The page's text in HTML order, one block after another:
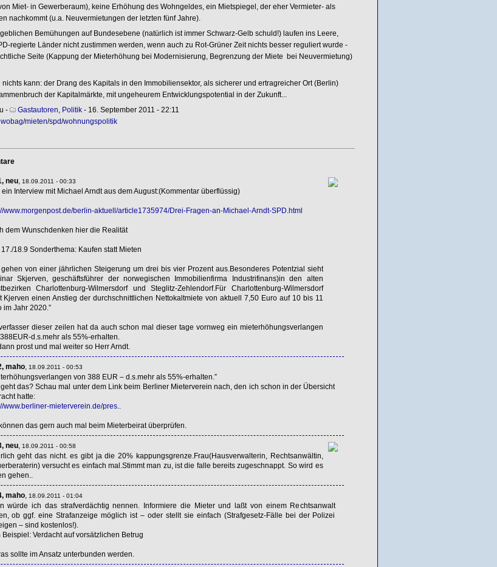
Miet- in Gewerberaum), keine Erhöhung des Wohngeldes, ein Mietspiegel, der eher Vermieter- als
nachkommt (u.a. Neuvermietungen der letzten fünf Jahre).
Bemühungen auf Bundesebene (natürlich ist immer Schwarz-Gelb schuld!) laufen ins Leere,
regierte Länder nicht zustimmen werden, wenn auch zu Rot-Grüner Zeit nichts besser reguliert wurde -
Seite (Kappung der Mieterhöhung bei Modernisierung, Begrenzung der Miete bei Neuvermietung)
nichts kann: der Drang des Kapitals in den Immobiliensektor, als sicherer und ertragreicher Ort (Berlin)
der Kapitalmärkte, mit ungeheurem Entwicklungspotential in der Zukunft...
- Gastautoren Politik- 16. September 2011 - 22:11
/mieten/spd/wohnungspolitik
neu, 18.09.2011 - 00:33
ein Interview mit Michael Arndt aus dem August:(Kommentar überflüssig)
www.morgenpost.de/berlin-aktuell/article1735974/Drei-Fragen-an-Michael-Arndt-SPD .html
dem Wunschdenken hier die Realität
18.9 Sonderthema: Kaufen statt Mieten
gehen von einer jährlichen Steigerung um drei bis vier Prozent aus.Besonderes Potentzial sieht
Skjerven, geschäftsführer der norwegischen Immobilienfirma Industrifinans)in den alten
Charlottenburg-Wilmersdorf und Steglitz-Zehlendorf.Für Charlottenburg-Wilmersdorf
Kjerven einen Anstieg der durchschnittlichen Nettokaltmiete von aktuell 7,50 Euro auf 10 bis 11
im Jahr 2020.”
dieser zeilen hat da auch schon mal dieser tage vornweg ein mieterhöhungsverlangen
d.s.mehr als 55%-erhalten.
prost und mal weiter so Herr Arndt.
maho, 18.09.2011 - 00:53
von 388 EUR – d.s.mehr als 55%-erhalten.”
das? Schau mal unter dem Link beim Berliner Mieterverein nach, den ich schon in der Übersicht
hatte:
www.berliner-mieterverein.de/pres..
das gern auch mal beim Mieterbeirat überprüfen.
neu, 18.09.2011 - 00:58
geht das nicht. es gibt ja die 20% kappungsgrenze.Frau(Hausverwalterin, Rechtsanwältin,
versucht es einfach mal.Stimmt man zu, ist die falle bereits zugeschnappt. So wird es
gehen..
maho, 18.09.2011 - 01:04
würde ich das strafverdächtig nennen. Informiere die Mieter und laßt von einem Rechtsanwalt
ob ggf. eine Strafanzeige möglich ist – oder stellt sie einfach (Strafgesetz-Fälle bei der Polizei
– sind kostenlos!).
Beispiel: Verdacht auf vorsätzlichen Betrug
sollte im Ansatz unterbunden werden.